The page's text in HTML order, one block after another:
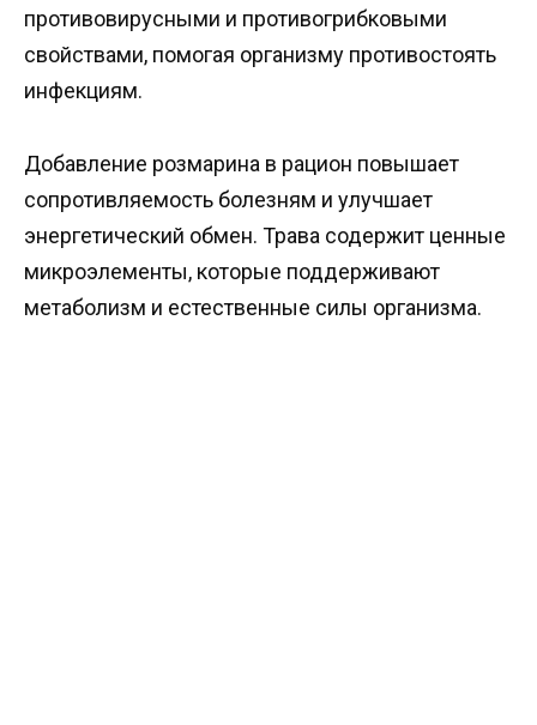
противовирусными и противогрибковыми
свойствами, помогая организму противостоять
инфекциям.
Добавление розмарина в рацион повышает
сопротивляемость болезням и улучшает
энергетический обмен. Трава содержит ценные
микроэлементы, которые поддерживают
метаболизм и естественные силы организма.